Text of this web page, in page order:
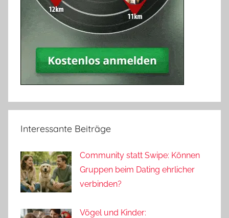
Interessante Beiträge
Community statt Swipe: Können
Gruppen beim Dating ehrlicher
verbinden?
Vögel und Kinder: